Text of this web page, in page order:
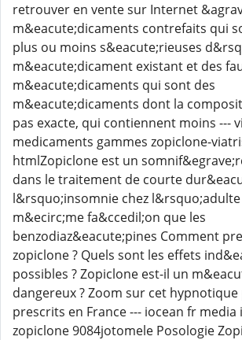
retrouver en vente sur Internet
m&eacute;dicaments contrefaits qui
plus ou moins s&eacute;rieuses
m&eacute;dicament existant et des
m&eacute;dicaments qui sont des
m&eacute;dicaments dont la
pas exacte, qui contiennent moins ---
medicaments gammes zopiclone-
htmlZopiclone est un
dans le traitement de courte
l&rsquo;insomnie chez l&rsquo;adulte
m&ecirc;me fa&ccedil;on que les
benzodiaz&eacute;pines Comment
zopiclone ? Quels sont les effets
possibles ? Zopiclone est-il un
dangereux ? Zoom sur cet
prescrits en France --- iocean fr media
zopiclone 9084jotomele Posologie